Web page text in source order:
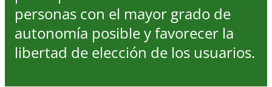
personas con el mayor grado de
autonomía posible y favorecer la
libertad de elección de los usuarios.